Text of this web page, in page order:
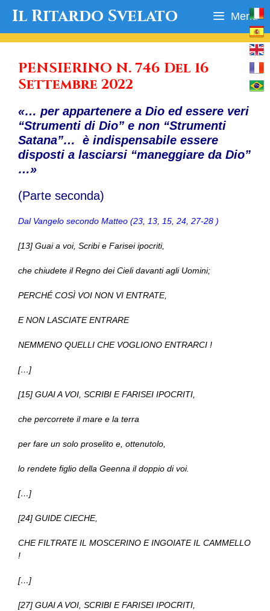
Il Ritardo Svelato Menu
PENSIERINO N. 746 Del 16
Settembre 2022
«… per appartenere a Dio ed essere veri
“Strumenti di Dio” e non “Strumenti
Satana”… è indispensabile essere
disposti a lasciarsi “maneggiare da Dio”
…»
(Parte seconda)
Dal Vangelo secondo Matteo (23, 13, 15, 24, 27-28 )
[13] Guai a voi, Scribi e Farisei ipocriti,
che chiudete il Regno dei Cieli davanti agli Uomini;
PERCHÉ COSÌ VOI NON VI ENTRATE,
E NON LASCIATE ENTRARE
NEMMENO QUELLI CHE VOGLIONO ENTRARCI !
[…]
[15] GUAI A VOI, SCRIBI E FARISEI IPOCRITI,
che percorrete il mare e la terra
per fare un solo proselito e, ottenutolo,
lo rendete figlio della Geenna il doppio di voi.
[…]
[24] GUIDE CIECHE,
CHE FILTRATE IL MOSCERINO E INGOIATE IL CAMMELLO
!
[…]
[27] GUAI A VOI, SCRIBI E FARISEI IPOCRITI,